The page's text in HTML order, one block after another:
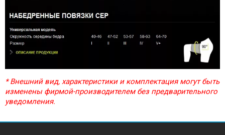
* Внешний вид, характеристики и комплектация могут быть
изменены фирмой-производителем без предварительного
уведомления.